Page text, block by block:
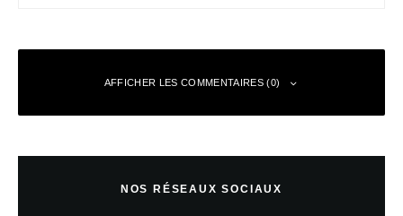
AFFICHER LES COMMENTAIRES (0)
NOS RÉSEAUX SOCIAUX